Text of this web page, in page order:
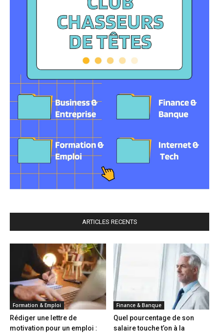
ARTICLES RECENTS
Formation & Emploi
Rédiger une lettre de
motivation pour un emploi :
Finance & Banque
Quel pourcentage de son
salaire touche t’on à la